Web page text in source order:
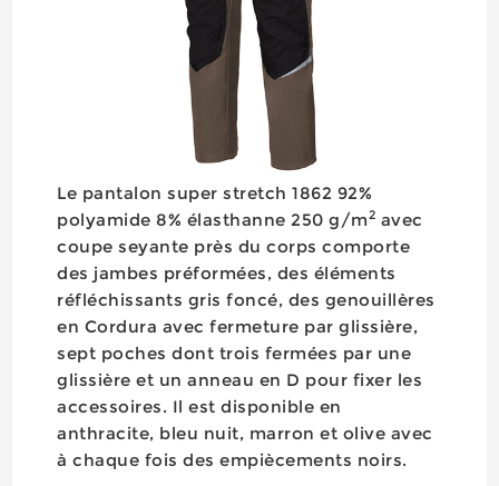
Le pantalon super stretch 1862 92%
polyamide 8% élasthanne 250 g/m2 avec
coupe seyante près du corps comporte
des jambes préformées, des éléments
réfléchissants gris foncé, des genouillères
en Cordura avec fermeture par glissière,
sept poches dont trois fermées par une
glissière et un anneau en D pour fixer les
accessoires. Il est disponible en
anthracite, bleu nuit, marron et olive avec
à chaque fois des empiècements noirs.